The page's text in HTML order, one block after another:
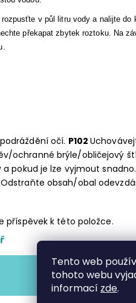
v půl litru vody a nalijte
překapat zbytek roztoku. Na
očí. P102
ochranné brýle/obličejový
a pokud je lze vyjmout
Odstraňte obsah/obal
příspěvek k této položce.
Tento web
tohoto webu
informací zde.